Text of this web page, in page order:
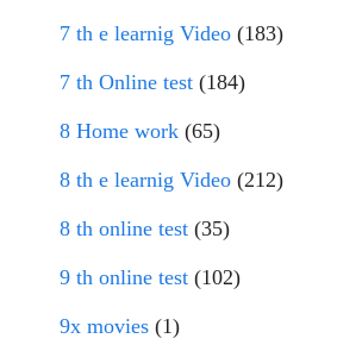
7 th e learnig Video (183)
7 th Online test (184)
8 Home work (65)
8 th e learnig Video (212)
8 th online test (35)
9 th online test (102)
9x movies (1)